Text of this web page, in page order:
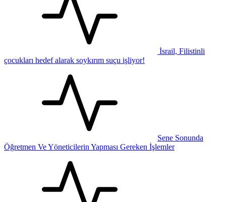
İsrail, Filistinli
çocukları hedef alarak soykırım suçu işliyor!
Sene Sonunda
Öğretmen Ve Yöneticilerin Yapması Gereken İşlemler